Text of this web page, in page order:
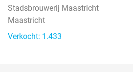
Stadsbrouwerij Maastricht
Maastricht
Verkocht: 1.433